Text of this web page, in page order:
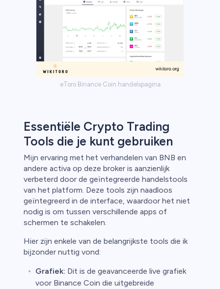
eToro Binance Coin handelspagina
Essentiële Crypto Trading
Tools die je kunt gebruiken
Mijn ervaring met het verhandelen van BNB en
andere activa op deze broker is aanzienlijk
verbeterd door de geïntegreerde handelstools
van het platform. Deze tools zijn naadloos
geïntegreerd in de interface, waardoor het niet
nodig is om tussen verschillende apps of
schermen te schakelen.
Hier zijn enkele van de belangrijkste tools die ik
bijzonder nuttig vond:
Grafiek: Dit is de geavanceerde live grafiek
voor Binance Coin die uitgebreide